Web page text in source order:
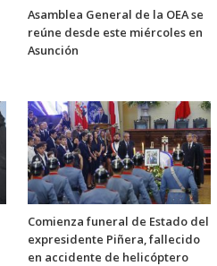
Asamblea General de la OEA se
reúne desde este miércoles en
Asunción
Comienza funeral de Estado del
expresidente Piñera, fallecido
en accidente de helicóptero